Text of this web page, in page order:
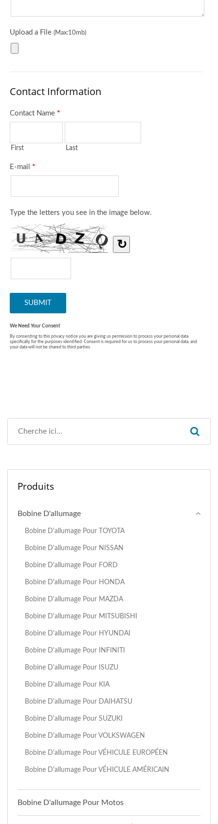
Produits
Bobine D'allumage
Bobine D'allumage Pour TOYOTA
Bobine D'allumage Pour NISSAN
Bobine D'allumage Pour FORD
Bobine D'allumage Pour HONDA
Bobine D'allumage Pour MAZDA
Bobine D'allumage Pour MITSUBISHI
Bobine D'allumage Pour HYUNDAI
Bobine D'allumage Pour INFINITI
Bobine D'allumage Pour ISUZU
Bobine D'allumage Pour KIA
Bobine D'allumage Pour DAIHATSU
Bobine D'allumage Pour SUZUKI
Bobine D'allumage Pour VOLKSWAGEN
Bobine D'allumage Pour VÉHICULE EUROPÉEN
Bobine D'allumage Pour VÉHICULE AMÉRICAIN
Bobine D'allumage Pour Motos